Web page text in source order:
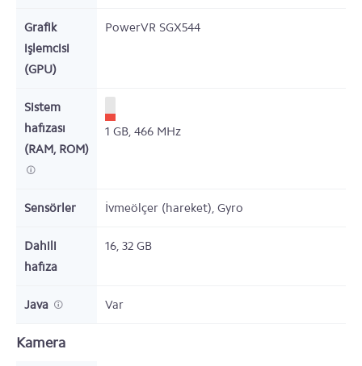
Grafik
işlemcisi
(GPU)
PowerVR SGX544
Sistem
hafızası
(RAM, ROM)
1 GB, 466 MHz
Sensörler İvmeölçer (hareket), Gyro
Dahili
hafıza
16, 32 GB
Java Var
Kamera